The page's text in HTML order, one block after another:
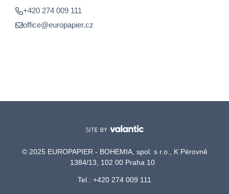
+420 274 009 111
office@europapier.cz
© 2025 EUROPAPIER - BOHEMIA, spol. s r.o., K Pérovně
1384/13, 102 00 Praha 10
Tel.: +420 274 009 111